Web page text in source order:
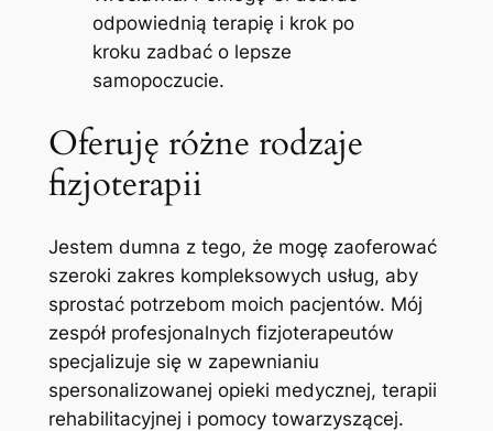
odpowiednią terapię i krok po
kroku zadbać o lepsze
samopoczucie.
Oferuję różne rodzaje
fizjoterapii
Jestem dumna z tego, że mogę zaoferować
szeroki zakres kompleksowych usług, aby
sprostać potrzebom moich pacjentów. Mój
zespół profesjonalnych fizjoterapeutów
specjalizuje się w zapewnianiu
spersonalizowanej opieki medycznej, terapii
rehabilitacyjnej i pomocy towarzyszącej.